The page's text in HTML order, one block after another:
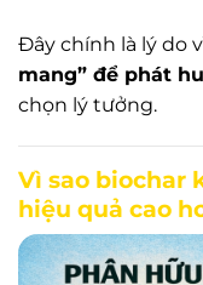
Đây chính là lý do
mang” để phát
chọn lý tưởng.
Vì sao biochar
hiệu quả cao